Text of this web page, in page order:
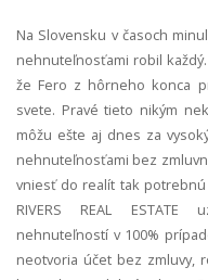
Na Slovensku v časoch
nehnuteľnosťami robil
že Fero z hôrneho konca
svete. Pravé tieto nikým
môžu ešte aj dnes za
nehnuteľnosťami bez
vniesť do realít tak potrebnú
RIVERS REAL
nehnuteľností v 100%
neotvoria účet bez zmluvy,